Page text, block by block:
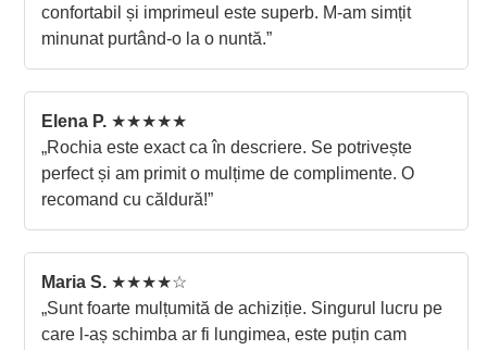
confortabil și imprimeul este superb. M-am simțit
minunat purtând-o la o nuntă.”
Elena P. ★★★★★
„Rochia este exact ca în descriere. Se potrivește
perfect și am primit o mulțime de complimente. O
recomand cu căldură!”
Maria S. ★★★★☆
„Sunt foarte mulțumită de achiziție. Singurul lucru pe
care l-aș schimba ar fi lungimea, este puțin cam